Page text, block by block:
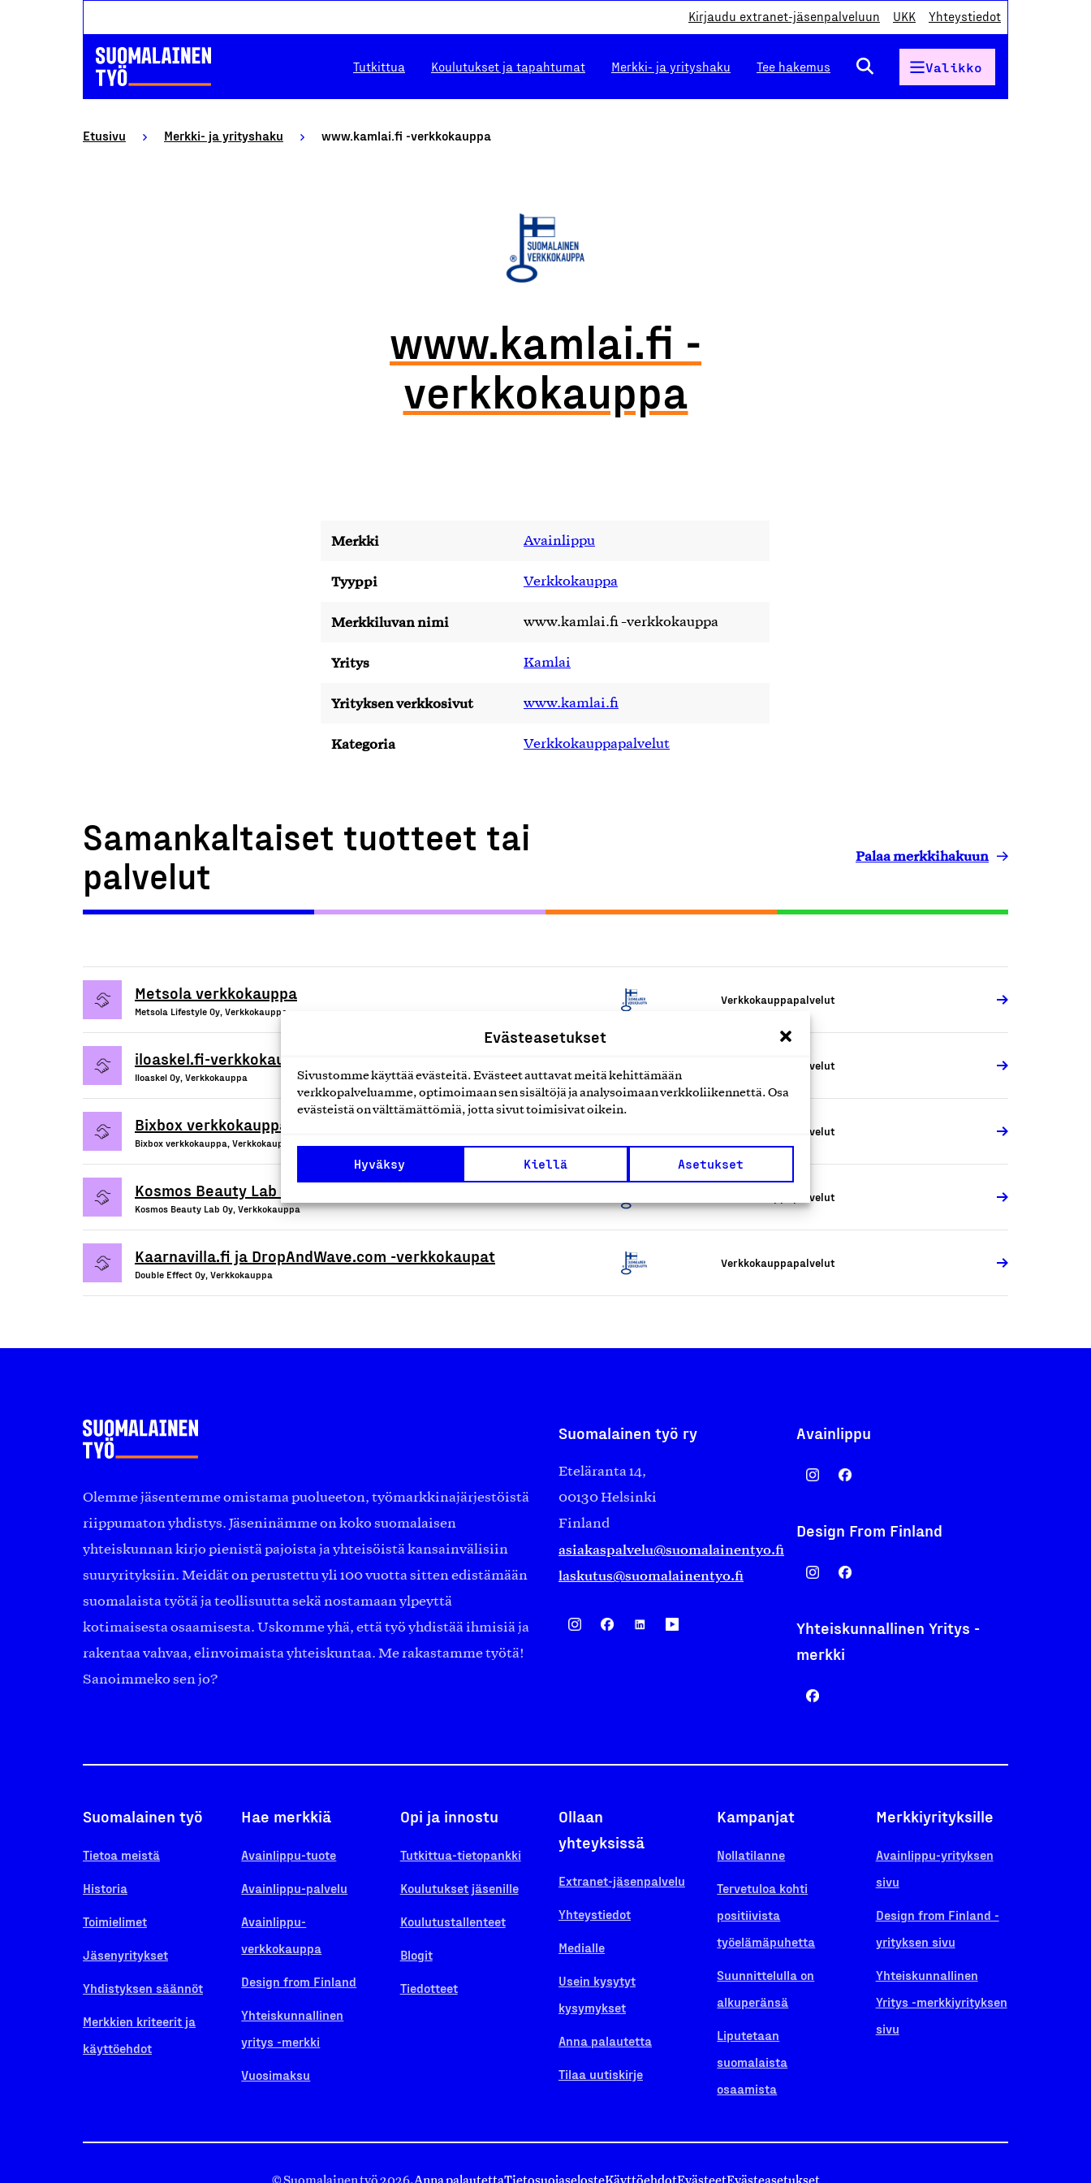
Evästeasetukset
Sivustomme käyttää evästeitä. Evästeet auttavat meitä kehittämään
verkkopalveluamme, optimoimaan sen sisältöjä ja analysoimaan verkkoliikennettä. Osa
evästeistä on välttämättömiä, jotta sivut toimisivat oikein.
Hyväksy Kiellä Asetukset
Kirjaudu extranet-jäsenpalveluun UKK Yhteystiedot
Tutkittua Koulutukset ja tapahtumat Merkki- ja yrityshaku Tee hakemus Valikko
Etusivu Merkki- ja yrityshaku www.kamlai.fi -verkkokauppa
www.kamlai.fi -
verkkokauppa
Merkki Avainlippu
Tyyppi Verkkokauppa
Merkkiluvan nimi www.kamlai.fi -verkkokauppa
Yritys Kamlai
Yrityksen verkkosivut www.kamlai.fi
Kategoria Verkkokauppapalvelut
Samankaltaiset tuotteet tai
palvelut
Palaa merkkihakuun
Metsola verkkokauppa
Metsola Lifestyle Oy, Verkkokauppa
Verkkokauppapalvelut
iloaskel.fi-verkkokauppapalvelu
Iloaskel Oy, Verkkokauppa
Verkkokauppapalvelut
Bixbox verkkokauppa
Bixbox verkkokauppa, Verkkokauppa
Verkkokauppapalvelut
Kosmos Beauty Lab Oy
Kosmos Beauty Lab Oy, Verkkokauppa
Verkkokauppapalvelut
Kaarnavilla.fi ja DropAndWave.com -verkkokaupat
Double Effect Oy, Verkkokauppa
Verkkokauppapalvelut
Olemme jäsentemme omistama puolueeton, työmarkkinajärjestöistä
riippumaton yhdistys. Jäseninämme on koko suomalaisen
yhteiskunnan kirjo pienistä pajoista ja yhteisöistä kansainvälisiin
suuryrityksiin. Meidät on perustettu yli 100 vuotta sitten edistämään
suomalaista työtä ja teollisuutta sekä nostamaan ylpeyttä
kotimaisesta osaamisesta. Uskomme yhä, että työ yhdistää ihmisiä ja
rakentaa vahvaa, elinvoimaista yhteiskuntaa. Me rakastamme työtä!
Sanoimmeko sen jo?
Suomalainen työ ry
Eteläranta 14,
00130 Helsinki
Finland
asiakaspalvelu@suomalainentyo.fi
laskutus@suomalainentyo.fi
Avainlippu
Design From Finland
Yhteiskunnallinen Yritys -
merkki
Suomalainen työ
Tietoa meistä
Historia
Toimielimet
Jäsenyritykset
Yhdistyksen säännöt
Merkkien kriteerit ja
käyttöehdot
Hae merkkiä
Avainlippu-tuote
Avainlippu-palvelu
Avainlippu-
verkkokauppa
Design from Finland
Yhteiskunnallinen
yritys -merkki
Vuosimaksu
Opi ja innostu
Tutkittua-tietopankki
Koulutukset jäsenille
Koulutustallenteet
Blogit
Tiedotteet
Ollaan
yhteyksissä
Extranet-jäsenpalvelu
Yhteystiedot
Medialle
Usein kysytyt
kysymykset
Anna palautetta
Tilaa uutiskirje
Kampanjat
Nollatilanne
Tervetuloa kohti
positiivista
työelämäpuhetta
Suunnittelulla on
alkuperänsä
Liputetaan
suomalaista
osaamista
Merkkiyrityksille
Avainlippu-yrityksen
sivu
Design from Finland -
yrityksen sivu
Yhteiskunnallinen
Yritys -merkkiyrityksen
sivu